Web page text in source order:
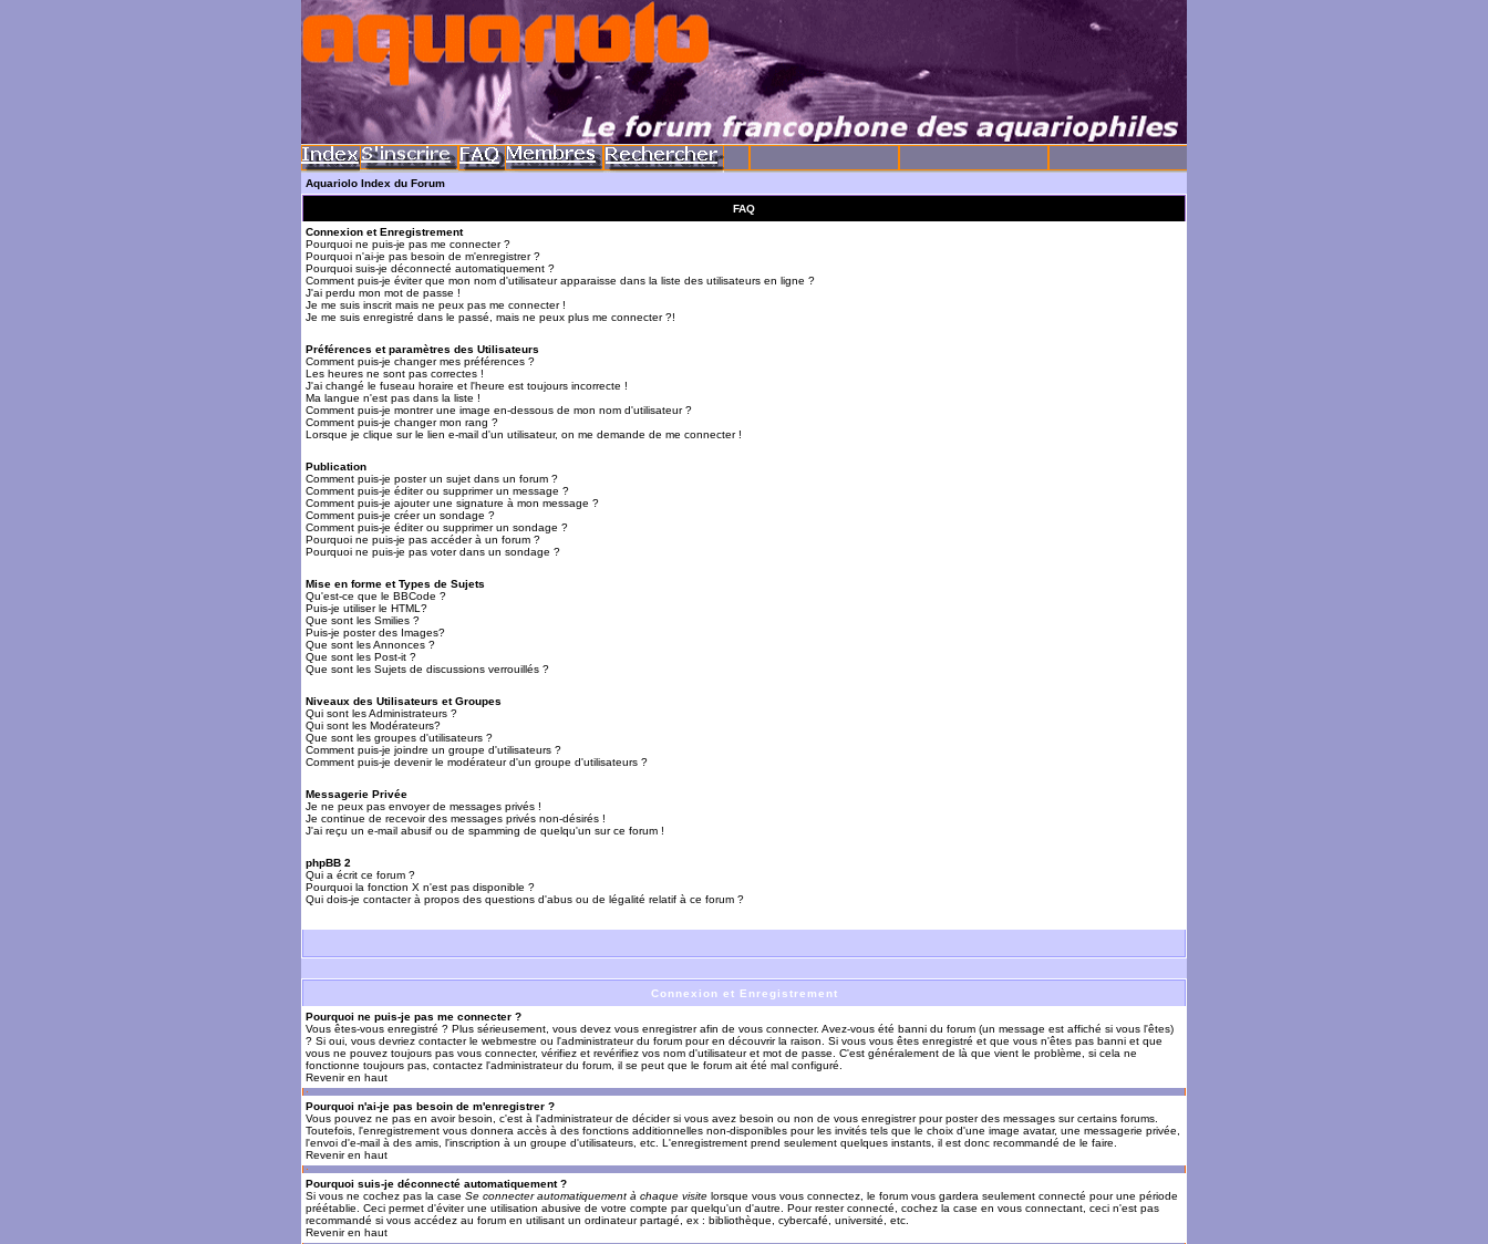
Aquariolo Index du Forum
FAQ
Connexion et Enregistrement
Pourquoi ne puis-je pas me connecter ?
Pourquoi n'ai-je pas besoin de m'enregistrer ?
Pourquoi suis-je déconnecté automatiquement ?
Comment puis-je éviter que mon nom d'utilisateur apparaisse dans la liste des utilisateurs en ligne ?
J'ai perdu mon mot de passe !
Je me suis inscrit mais ne peux pas me connecter !
Je me suis enregistré dans le passé, mais ne peux plus me connecter ?!
Préférences et paramètres des Utilisateurs
Comment puis-je changer mes préférences ?
Les heures ne sont pas correctes !
J'ai changé le fuseau horaire et l'heure est toujours incorrecte !
Ma langue n'est pas dans la liste !
Comment puis-je montrer une image en-dessous de mon nom d'utilisateur ?
Comment puis-je changer mon rang ?
Lorsque je clique sur le lien e-mail d'un utilisateur, on me demande de me connecter !
Publication
Comment puis-je poster un sujet dans un forum ?
Comment puis-je éditer ou supprimer un message ?
Comment puis-je ajouter une signature à mon message ?
Comment puis-je créer un sondage ?
Comment puis-je éditer ou supprimer un sondage ?
Pourquoi ne puis-je pas accéder à un forum ?
Pourquoi ne puis-je pas voter dans un sondage ?
Mise en forme et Types de Sujets
Qu'est-ce que le BBCode ?
Puis-je utiliser le HTML?
Que sont les Smilies ?
Puis-je poster des Images?
Que sont les Annonces ?
Que sont les Post-it ?
Que sont les Sujets de discussions verrouillés ?
Niveaux des Utilisateurs et Groupes
Qui sont les Administrateurs ?
Qui sont les Modérateurs?
Que sont les groupes d'utilisateurs ?
Comment puis-je joindre un groupe d'utilisateurs ?
Comment puis-je devenir le modérateur d'un groupe d'utilisateurs ?
Messagerie Privée
Je ne peux pas envoyer de messages privés !
Je continue de recevoir des messages privés non-désirés !
J'ai reçu un e-mail abusif ou de spamming de quelqu'un sur ce forum !
phpBB 2
Qui a écrit ce forum ?
Pourquoi la fonction X n'est pas disponible ?
Qui dois-je contacter à propos des questions d'abus ou de légalité relatif à ce forum ?
Connexion et Enregistrement
Pourquoi ne puis-je pas me connecter ?
Vous êtes-vous enregistré ? Plus sérieusement, vous devez vous enregistrer afin de vous connecter. Avez-vous été banni du forum (un message est affiché si vous l'êtes)
? Si oui, vous devriez contacter le webmestre ou l'administrateur du forum pour en découvrir la raison. Si vous vous êtes enregistré et que vous n'êtes pas banni et que
vous ne pouvez toujours pas vous connecter, vérifiez et revérifiez vos nom d'utilisateur et mot de passe. C'est généralement de là que vient le problème, si cela ne
fonctionne toujours pas, contactez l'administrateur du forum, il se peut que le forum ait été mal configuré.
Revenir en haut
Pourquoi n'ai-je pas besoin de m'enregistrer ?
Vous pouvez ne pas en avoir besoin, c'est à l'administrateur de décider si vous avez besoin ou non de vous enregistrer pour poster des messages sur certains forums.
Toutefois, l'enregistrement vous donnera accès à des fonctions additionnelles non-disponibles pour les invités tels que le choix d'une image avatar, une messagerie privée,
l'envoi d'e-mail à des amis, l'inscription à un groupe d'utilisateurs, etc. L'enregistrement prend seulement quelques instants, il est donc recommandé de le faire.
Revenir en haut
Pourquoi suis-je déconnecté automatiquement ?
Si vous ne cochez pas la case Se connecter automatiquement à chaque visite lorsque vous vous connectez, le forum vous gardera seulement connecté pour une période
préétablie. Ceci permet d'éviter une utilisation abusive de votre compte par quelqu'un d'autre. Pour rester connecté, cochez la case en vous connectant, ceci n'est pas
recommandé si vous accédez au forum en utilisant un ordinateur partagé, ex : bibliothèque, cybercafé, université, etc.
Revenir en haut